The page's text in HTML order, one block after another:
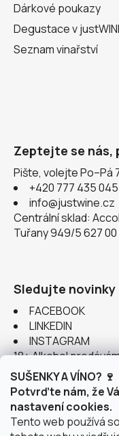
SUŠENKY A VÍNO? 🍷
Potvrďte nám, že
nastavení cookies.
Tento web používá
Dárkové poukazy
Degustace v
Seznam vinařství
Zeptejte se nás,
Pište, volejte Po–Pá
+420 777 435 045
info@justwine.cz
Centrální sklad:
Tuřany 949/5 627 00
Sledujte novinky
FACEBOOK
LINKEDIN
INSTAGRAM
18+ Alkohol
rozumem.